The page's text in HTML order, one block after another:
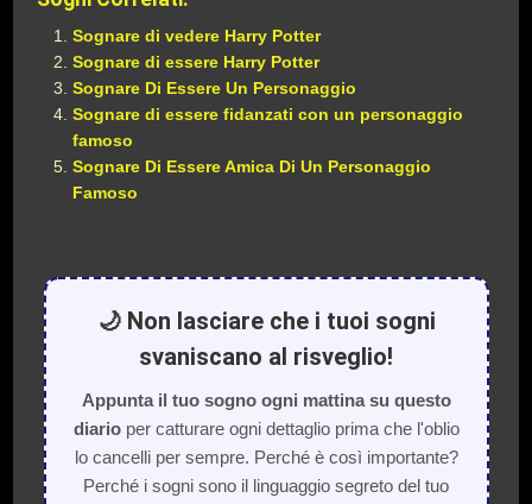
Sognare di vedere Harry Potter
Sognare di essere Harry Potter
Sognare Di Essere Un Personaggio
Sognare di essere fidanzati con un personaggio
famoso
Sognare Di Essere Amica Di Un Personaggio
Famoso
🌙 Non lasciare che i tuoi sogni
svaniscano al risveglio!
Appunta il tuo sogno ogni mattina su questo
diarioper catturare ogni dettaglio prima che l'oblio
lo cancelli per sempre. Perché è così importante?
Perché i sogni sono il linguaggio segreto del tuo